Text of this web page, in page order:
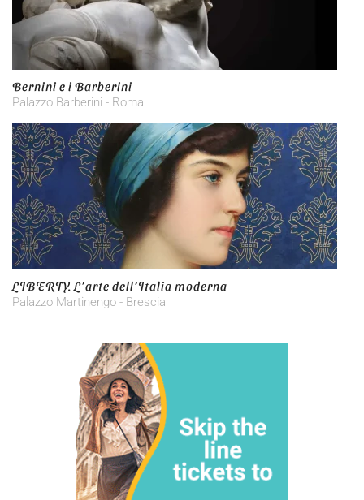
Bernini e i Barberini
Palazzo Barberini - Roma
LIBERTY. L’arte dell’Italia moderna
Palazzo Martinengo - Brescia